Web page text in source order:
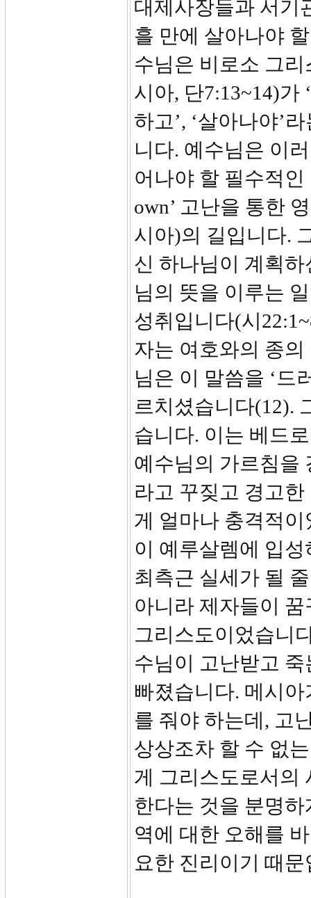
대제사장들과 서기
흘 만에 살아나야
수님은 비로소 그
시아, 단7:13~14)가
하고’, ‘살아나야’
니다. 예수님은 이
어나야 할 필수적인
own’ 고난을 통한
시아)의 길입니다.
신 하나님이 계획
님의 뜻을 이루는
성취입니다(시
자는 여호와의 종
님은 이 말씀을 ‘드
르치셨습니다(12).
습니다. 이는 베드
예수님의 가르침을
라고 꾸짖고 경고
게 얼마나 충격적
이 예루살렘에 입
최측근 실세가 될
아니라 제자들이
그리스도이었습니
수님이 고난받고
빠졌습니다. 메시
를 줘야 하는데, 고
상상조차 할 수 없
게 그리스도로서의
한다는 것을 분명
역에 대한 오해를
요한 진리이기 때문